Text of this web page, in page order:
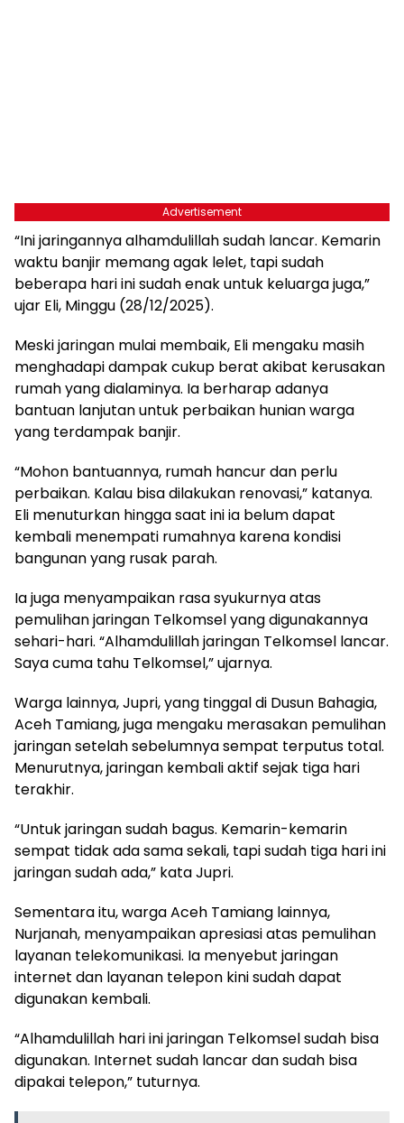
Advertisement
“Ini jaringannya alhamdulillah sudah lancar. Kemarin
waktu banjir memang agak lelet, tapi sudah
beberapa hari ini sudah enak untuk keluarga juga,”
ujar Eli, Minggu (28/12/2025).
Meski jaringan mulai membaik, Eli mengaku masih
menghadapi dampak cukup berat akibat kerusakan
rumah yang dialaminya. Ia berharap adanya
bantuan lanjutan untuk perbaikan hunian warga
yang terdampak banjir.
“Mohon bantuannya, rumah hancur dan perlu
perbaikan. Kalau bisa dilakukan renovasi,” katanya.
Eli menuturkan hingga saat ini ia belum dapat
kembali menempati rumahnya karena kondisi
bangunan yang rusak parah.
Ia juga menyampaikan rasa syukurnya atas
pemulihan jaringan Telkomsel yang digunakannya
sehari-hari. “Alhamdulillah jaringan Telkomsel lancar.
Saya cuma tahu Telkomsel,” ujarnya.
Warga lainnya, Jupri, yang tinggal di Dusun Bahagia,
Aceh Tamiang, juga mengaku merasakan pemulihan
jaringan setelah sebelumnya sempat terputus total.
Menurutnya, jaringan kembali aktif sejak tiga hari
terakhir.
“Untuk jaringan sudah bagus. Kemarin-kemarin
sempat tidak ada sama sekali, tapi sudah tiga hari ini
jaringan sudah ada,” kata Jupri.
Sementara itu, warga Aceh Tamiang lainnya,
Nurjanah, menyampaikan apresiasi atas pemulihan
layanan telekomunikasi. Ia menyebut jaringan
internet dan layanan telepon kini sudah dapat
digunakan kembali.
“Alhamdulillah hari ini jaringan Telkomsel sudah bisa
digunakan. Internet sudah lancar dan sudah bisa
dipakai telepon,” tuturnya.